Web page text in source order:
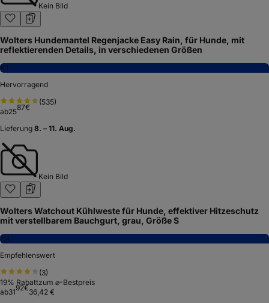
Kein Bild
Wolters Hundemantel Regenjacke Easy Rain, für Hunde, mit
reflektierenden Details, in verschiedenen Größen
8,1
Hervorragend
(535)
ab2587€
Lieferung 8. – 11. Aug.
Kein Bild
Wolters Watchout Kühlweste für Hunde, effektiver Hitzeschutz
mit verstellbarem Bauchgurt, grau, Größe S
7,4
Empfehlenswert
(3)
19% Rabattzum ⌀-Bestpreis
ab3192€36,42 €